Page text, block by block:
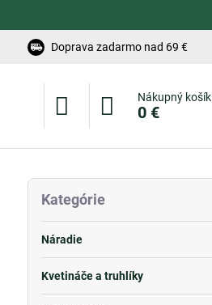
Doprava zadarmo nad 69 €
Nákupný košík
0 €
Kategórie
Náradie
Kvetináče a truhlíky